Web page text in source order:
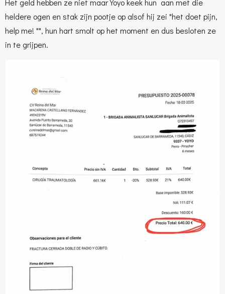
Het geld hebben ze niet maar Yoyo keek hun aan met die
heldere ogen en stak zijn pootje op alsof hij zei "het doet pijn,
help me! "", hun hart smolt op het moment en dus besloten ze
in te grijpen.